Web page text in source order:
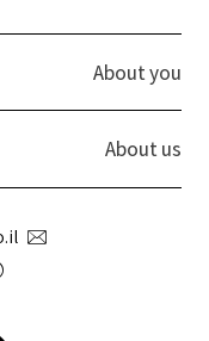
About you
About us